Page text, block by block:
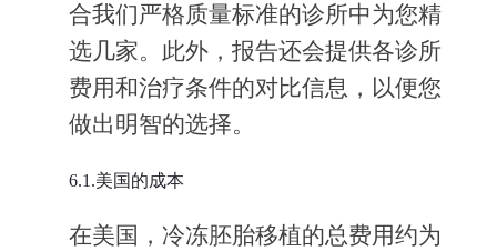
合我们严格质量标准的诊所中为您精
选几家。此外，报告还会提供各诊所
费用和治疗条件的对比信息，以便您
做出明智的选择。
6.1.美国的成本
在美国，冷冻胚胎移植的总费用约为